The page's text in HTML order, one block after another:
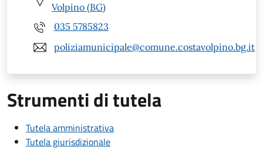
Volpino (BG)
035 5785823
poliziamunicipale@comune.costavolpino.bg.it
Strumenti di tutela
Tutela amministrativa
Tutela giurisdizionale